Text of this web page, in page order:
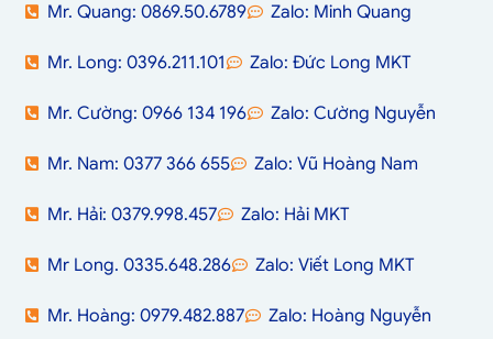
Mr. Quang: 0869.50.6789 Zalo: Minh Quang
Mr. Long: 0396.211.101 Zalo: Đức Long MKT
Mr. Cường: 0966 134 196 Zalo: Cường Nguyễn
Mr. Nam: 0377 366 655 Zalo: Vũ Hoàng Nam
Mr. Hải: 0379.998.457 Zalo: Hải MKT
Mr Long. 0335.648.286 Zalo: Viết Long MKT
Mr. Hoàng: 0979.482.887 Zalo: Hoàng Nguyễn